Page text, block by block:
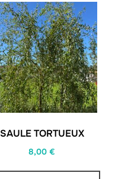
SAULE TORTUEUX
8,00€